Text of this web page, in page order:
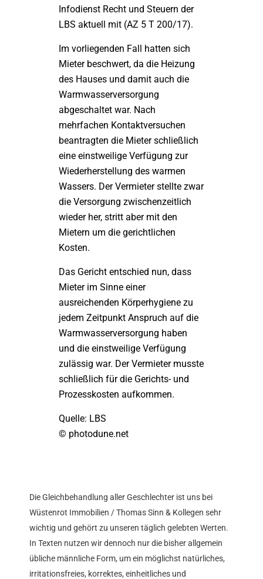
Infodienst Recht und Steuern der
LBS aktuell mit (AZ 5 T 200/17).
Im vorliegenden Fall hatten sich
Mieter beschwert, da die Heizung
des Hauses und damit auch die
Warmwasserversorgung
abgeschaltet war. Nach
mehrfachen Kontaktversuchen
beantragten die Mieter schließlich
eine einstweilige Verfügung zur
Wiederherstellung des warmen
Wassers. Der Vermieter stellte zwar
die Versorgung zwischenzeitlich
wieder her, stritt aber mit den
Mietern um die gerichtlichen
Kosten.
Das Gericht entschied nun, dass
Mieter im Sinne einer
ausreichenden Körperhygiene zu
jedem Zeitpunkt Anspruch auf die
Warmwasserversorgung haben
und die einstweilige Verfügung
zulässig war. Der Vermieter musste
schließlich für die Gerichts- und
Prozesskosten aufkommen.
Quelle: LBS
© photodune.net
Die Gleichbehandlung aller Geschlechter ist uns bei
Wüstenrot Immobilien / Thomas Sinn & Kollegen sehr
wichtig und gehört zu unseren täglich gelebten Werten.
In Texten nutzen wir dennoch nur die bisher allgemein
übliche männliche Form, um ein möglichst natürliches,
irritationsfreies, korrektes, einheitliches und